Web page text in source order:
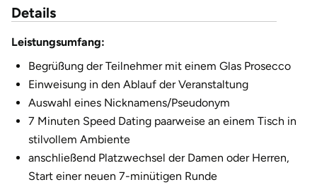
Details
Leistungsumfang:
Begrüßung der Teilnehmer mit einem Glas Prosecco
Einweisung in den Ablauf der Veranstaltung
Auswahl eines Nicknamens/Pseudonym
7 Minuten Speed Dating paarweise an einem Tisch in
stilvollem Ambiente
anschließend Platzwechsel der Damen oder Herren,
Start einer neuen 7-minütigen Runde
Erlangen
Essen
Flensburg
Frankfurt am Main